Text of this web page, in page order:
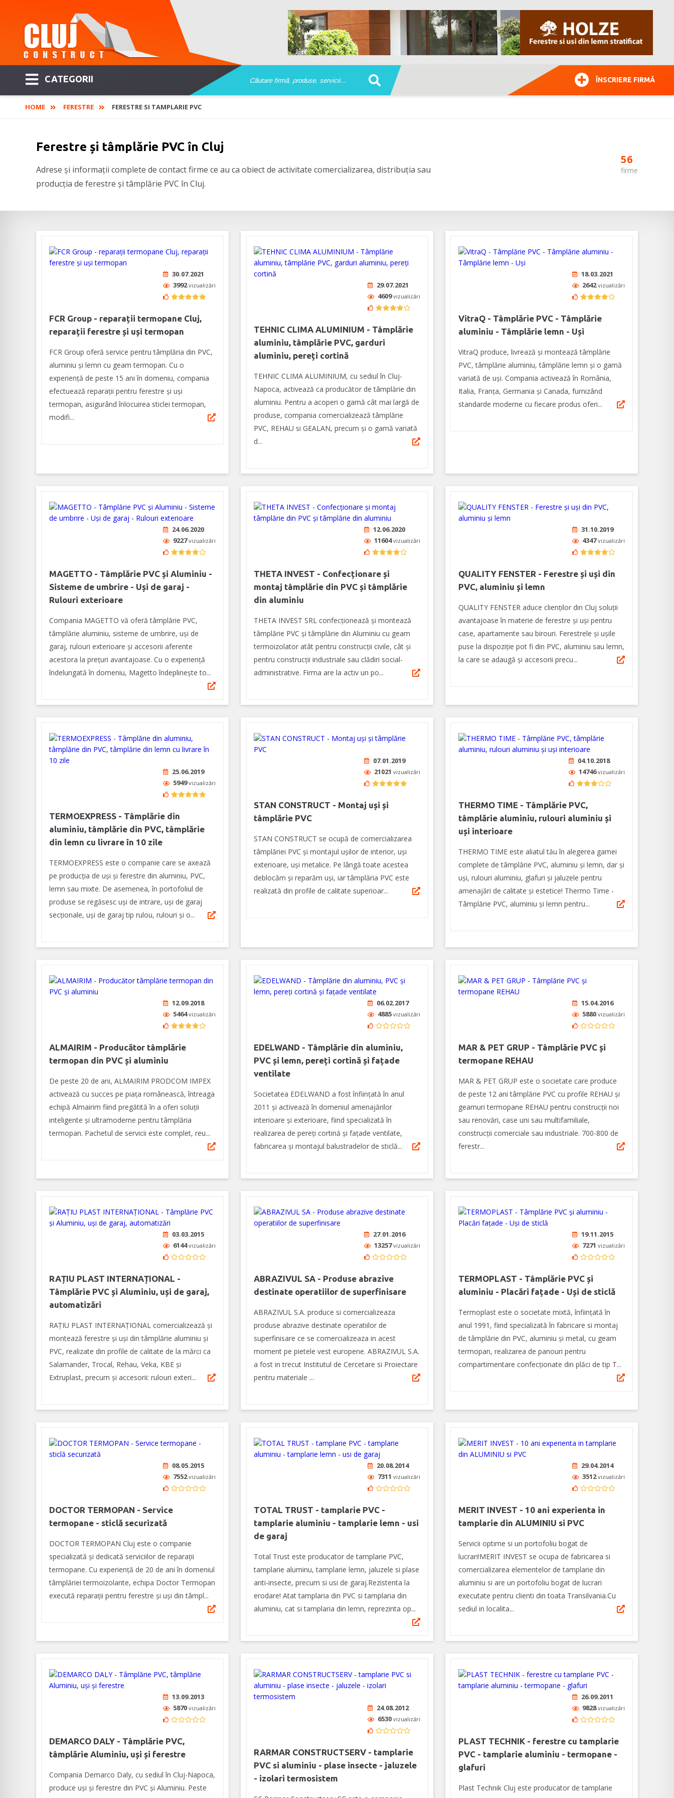
CATEGORII ÎNSCRIERE FIRMĂ
HOME FERESTRE FERESTRE SI TAMPLARIE PVC
Ferestre și tâmplărie PVC în Cluj
Adrese și informații complete de contact firme ce au ca obiect de activitate comercializarea, distribuția sau
producția de ferestre și tâmplărie PVC în Cluj.
56
firme
30.07.2021
3992vizualizări
FCR Group - reparații termopane Cluj,
reparații ferestre și uși termopan
FCR Group oferă service pentru tâmplăria din PVC,
aluminiu și lemn cu geam termopan. Cu o
experiență de peste 15 ani în domeniu, compania
efectuează reparații pentru ferestre și uși
termopan, asigurând înlocuirea sticlei termopan,
modifi...
29.07.2021
4609vizualizări
TEHNIC CLIMA ALUMINIUM - Tâmplărie
aluminiu, tâmplărie PVC, garduri
aluminiu, pereți cortină
TEHNIC CLIMA ALUMINIUM, cu sediul în Cluj-
Napoca, activează ca producător de tâmplărie din
aluminiu. Pentru a acoperi o gamă cât mai largă de
produse, compania comercializează tâmplărie
PVC, REHAU si GEALAN, precum și o gamă variată
d...
18.03.2021
2642vizualizări
VitraQ - Tâmplărie PVC - Tâmplărie
aluminiu - Tâmplărie lemn - Uși
VitraQ produce, livrează și montează tâmplărie
PVC, tâmplărie aluminiu, tâmplărie lemn și o gamă
variată de uși. Compania activează în România,
Italia, Franța, Germania și Canada, furnizând
standarde moderne cu fiecare produs oferi...
24.06.2020
9227vizualizări
MAGETTO - Tâmplărie PVC și Aluminiu -
Sisteme de umbrire - Uși de garaj -
Rulouri exterioare
Compania MAGETTO vă oferă tâmplărie PVC,
tâmplărie aluminiu, sisteme de umbrire, uși de
garaj, rulouri exterioare și accesorii aferente
acestora la prețuri avantajoase. Cu o experiență
îndelungată în domeniu, Magetto îndeplinește to...
12.06.2020
11604vizualizări
THETA INVEST - Confecționare și
montaj tâmplărie din PVC și tâmplărie
din aluminiu
THETA INVEST SRL confecționează și montează
tâmplărie PVC și tâmplărie din Aluminiu cu geam
termoizolator atât pentru construcții civile, cât și
pentru construcții industriale sau clădiri social-
administrative. Firma are la activ un po...
31.10.2019
4347vizualizări
QUALITY FENSTER - Ferestre și uși din
PVC, aluminiu și lemn
QUALITY FENSTER aduce clienților din Cluj soluții
avantajoase în materie de ferestre și uși pentru
case, apartamente sau birouri. Ferestrele și ușile
puse la dispoziție pot fi din PVC, aluminiu sau lemn,
la care se adaugă și accesorii precu...
25.06.2019
5949vizualizări
TERMOEXPRESS - Tâmplărie din
aluminiu, tâmplărie din PVC, tâmplărie
din lemn cu livrare în 10 zile
TERMOEXPRESS este o companie care se axează
pe producția de uși și ferestre din aluminiu, PVC,
lemn sau mixte. De asemenea, în portofoliul de
produse se regăsesc uși de intrare, uși de garaj
secționale, uși de garaj tip rulou, rulouri și o...
07.01.2019
21021 vizualizări
STAN CONSTRUCT - Montaj uși și
tâmplărie PVC
STAN CONSTRUCT se ocupă de comercializarea
tâmplăriei PVC și montajul ușilor de interior, uși
exterioare, uși metalice. Pe lângă toate acestea
deblocăm și reparăm uși, iar tâmplăria PVC este
realizată din profile de calitate superioar...
04.10.2018
14746vizualizări
THERMO TIME - Tâmplărie PVC,
tâmplărie aluminiu, rulouri aluminiu și
uși interioare
THERMO TIME este aliatul tău în alegerea gamei
complete de tâmplărie PVC, aluminiu și lemn, dar și
uși, rulouri aluminiu, glafuri și jaluzele pentru
amenajări de calitate și estetice! Thermo Time -
Tâmplărie PVC, aluminiu și lemn pentru...
12.09.2018
5464vizualizări
ALMAIRIM - Producător tâmplărie
termopan din PVC și aluminiu
De peste 20 de ani, ALMAIRIM PRODCOM IMPEX
activează cu succes pe piața românească, întreaga
echipă Almairim fiind pregătită în a oferi soluții
inteligente și ultramoderne pentru tâmplăria
termopan. Pachetul de servicii este complet, reu...
06.02.2017
4885 vizualizări
EDELWAND - Tâmplărie din aluminiu,
PVC și lemn, pereți cortină și fațade
ventilate
Societatea EDELWAND a fost înființată în anul
2011 și activează în domeniul amenajărilor
interioare și exterioare, fiind specializată în
realizarea de pereți cortină și fațade ventilate,
fabricarea și montajul balustradelor de sticlă...
15.04.2016
5880 vizualizări
MAR & PET GRUP - Tâmplărie PVC și
termopane REHAU
MAR & PET GRUP este o societate care produce
de peste 12 ani tâmplărie PVC cu profile REHAU și
geamuri termopane REHAU pentru construcții noi
sau renovări, case uni sau multifamiliale,
construcții comerciale sau industriale. 700-800 de
ferestr...
03.03.2015
6144vizualizări
RAȚIU PLAST INTERNAȚIONAL -
Tâmplărie PVC și Aluminiu, uși de garaj,
automatizări
RAȚIU PLAST INTERNAȚIONAL comercializează și
montează ferestre și uși din tâmplărie aluminiu și
PVC, realizate din profile de calitate de la mărci ca
Salamander, Trocal, Rehau, Veka, KBE și
Extruplast, precum și accesorii: rulouri exteri...
27.01.2016
13257vizualizări
ABRAZIVUL SA - Produse abrazive
destinate operatiilor de superfinisare
ABRAZIVUL S.A. produce si comercializeaza
produse abrazive destinate operatiilor de
superfinisare ce se comercializeaza in acest
moment pe pietele vest europene. ABRAZIVUL S.A.
a fost in trecut Institutul de Cercetare si Proiectare
pentru materiale ...
19.11.2015
7271 vizualizări
TERMOPLAST - Tâmplărie PVC și
aluminiu - Placări fațade - Uși de sticlă
Termoplast este o societate mixtă, înființată în
anul 1991, fiind specializată în fabricare si montaj
de tâmplărie din PVC, aluminiu și metal, cu geam
termopan, realizarea de panouri pentru
compartimentare confecționate din plăci de tip T...
08.05.2015
7552vizualizări
DOCTOR TERMOPAN - Service
termopane - sticlă securizată
DOCTOR TERMOPAN Cluj este o companie
specializată și dedicată serviciilor de reparații
termopane. Cu experiență de 20 de ani în domeniul
tâmplăriei termoizolante, echipa Doctor Termopan
execută reparații pentru ferestre și uși din tâmpl...
20.08.2014
7311 vizualizări
TOTAL TRUST - tamplarie PVC -
tamplarie aluminiu - tamplarie lemn - usi
de garaj
Total Trust este producator de tamplarie PVC,
tamplarie aluminu, tamplarie lemn, jaluzele si plase
anti-insecte, precum si usi de garaj.Rezistenta la
erodare! Atat tamplaria din PVC si tamplaria din
aluminiu, cat si tamplaria din lemn, reprezinta op...
29.04.2014
3512vizualizări
MERIT INVEST - 10 ani experienta in
tamplarie din ALUMINIU si PVC
Servicii optime si un portofoliu bogat de
lucrari!MERIT INVEST se ocupa de fabricarea si
comercializarea elementelor de tamplarie din
aluminiu si are un portofoliu bogat de lucrari
executate pentru clienti din toata Transilvania.Cu
sediul in localita...
13.09.2013
5870 vizualizări
DEMARCO DALY - Tâmplărie PVC,
tâmplărie Aluminiu, uși și ferestre
Compania Demarco Daly, cu sediul în Cluj-Napoca,
produce uși și ferestre din PVC și Aluminiu. Peste
24.08.2012
6530 vizualizări
RARMAR CONSTRUCTSERV - tamplarie
PVC si aluminiu - plase insecte - jaluzele
- izolari termosistem
26.09.2011
9828vizualizări
PLAST TECHNIK - ferestre cu tamplarie
PVC - tamplarie aluminiu - termopane -
glafuri
Plast Technik Cluj este producator de tamplarie